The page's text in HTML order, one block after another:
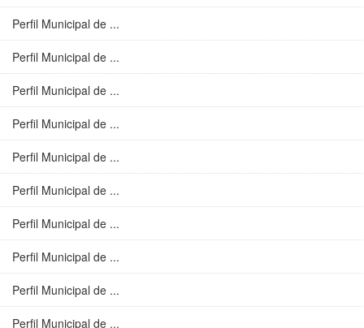
Perfil Municipal de ...
Perfil Municipal de ...
Perfil Municipal de ...
Perfil Municipal de ...
Perfil Municipal de ...
Perfil Municipal de ...
Perfil Municipal de ...
Perfil Municipal de ...
Perfil Municipal de ...
Perfil Municipal de ...